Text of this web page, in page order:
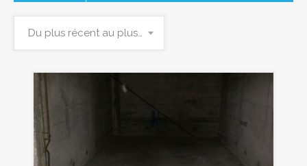
Du plus récent au plus ancien